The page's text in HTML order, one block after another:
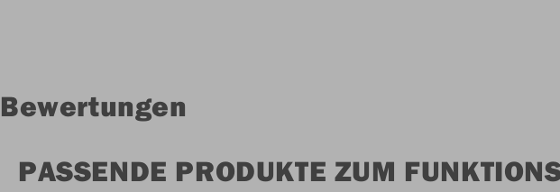
Bewertungen
PASSENDE PRODUKTE ZUM